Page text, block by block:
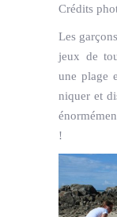
Crédits
Les
jeux de
une plage
niquer et
!